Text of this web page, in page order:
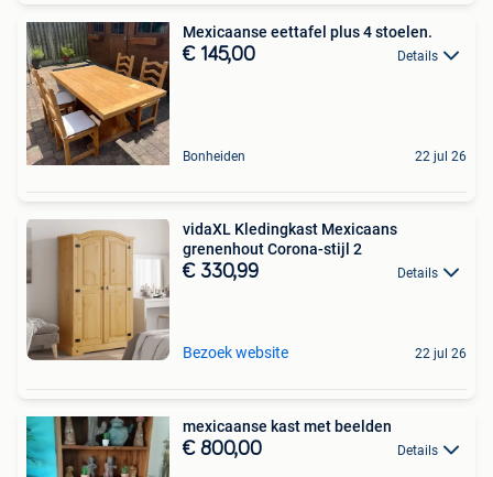
Mexicaanse eettafel plus 4 stoelen.
€ 145,00 Details
Bonheiden 22 jul 26
vidaXL Kledingkast Mexicaans
grenenhout Corona-stijl 2
€ 330,99 Details
Bezoek website 22 jul 26
mexicaanse kast met beelden
€ 800,00 Details